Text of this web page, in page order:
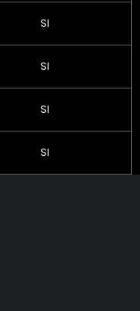
SI
SI
SI
SI